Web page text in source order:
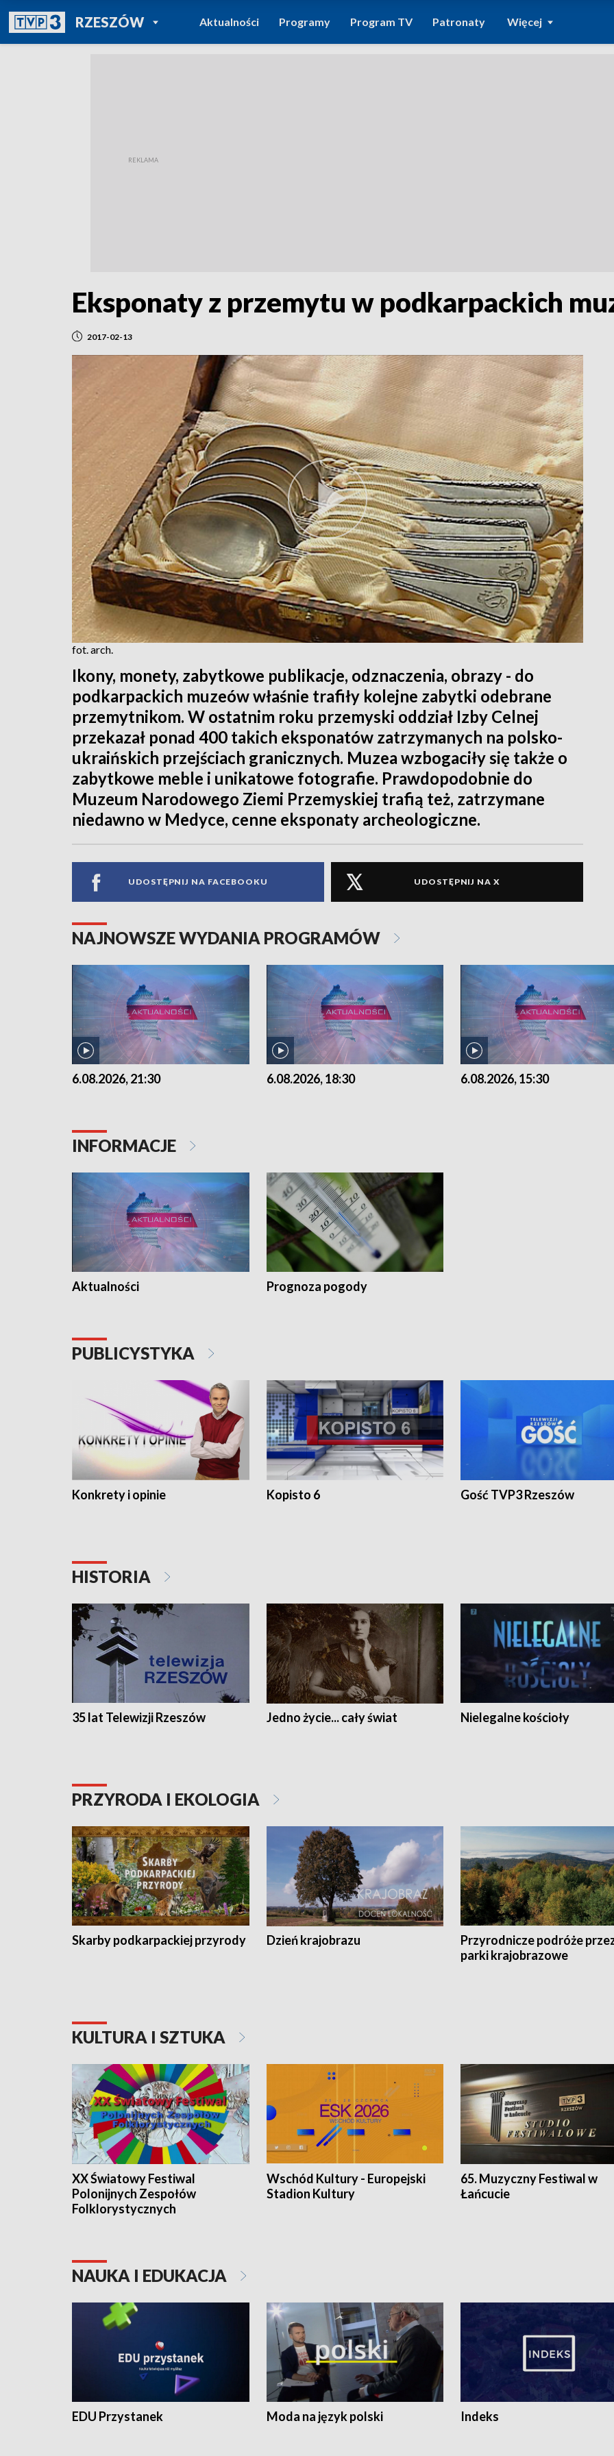
RZESZÓWPOWRÓT DO
TVP REGIONY
Aktualności Programy Program TV Patronaty Więcej
Eksponaty z przemytu w podkarpackich
2017-02-13
fot. arch.
Ikony, monety, zabytkowe publikacje, odznaczenia, obrazy - do
podkarpackich muzeów właśnie trafiły kolejne zabytki odebrane
przemytnikom. W ostatnim roku przemyski oddział Izby Celnej
przekazał ponad 400 takich eksponatów zatrzymanych na polsko-
ukraińskich przejściach granicznych. Muzea wzbogaciły się także o
zabytkowe meble i unikatowe fotografie. Prawdopodobnie do
Muzeum Narodowego Ziemi Przemyskiej trafią też, zatrzymane
niedawno w Medyce, cenne eksponaty archeologiczne.
UDOSTĘPNIJ NA FACEBOOKU UDOSTĘPNIJ NA X
NAJNOWSZE WYDANIA PROGRAMÓW
6.08.2026, 21:30 6.08.2026, 18:30 6.08.2026, 15:30
INFORMACJE
Aktualności Prognoza pogody
PUBLICYSTYKA
Konkrety i opinie Kopisto 6 Gość TVP3 Rzeszów
HISTORIA
35 lat Telewizji Rzeszów Jedno życie... cały świat Nielegalne kościoły
PRZYRODA I EKOLOGIA
Skarby podkarpackiej przyrody Dzień krajobrazu
Przyrodnicze podróże
parki krajobrazowe
KULTURA I SZTUKA
XX Światowy Festiwal
Polonijnych Zespołów
Folklorystycznych
Wschód Kultury - Europejski
Stadion Kultury
65. Muzyczny Festiwal w
Łańcucie
NAUKA I EDUKACJA
EDU Przystanek Moda na język polski Indeks